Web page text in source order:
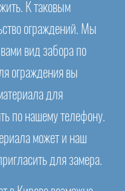
К таковым
ограждений. Мы
вид забора по
ограждения вы
для
по нашему телефону.
может и наш
для замера.